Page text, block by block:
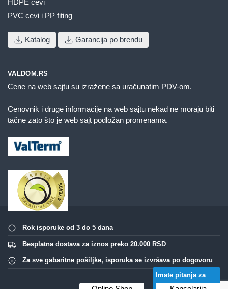
Imate pitanja za
ovaj proizvod?
HDPE cevi
PVC cevi i PP fiting
Katalog Garancija po brendu
VALDOM.RS
Cene na web sajtu su izražene sa uračunatim PDV-om.
Cenovnik i druge informacije na web sajtu nekad ne moraju biti
tačne zato što je web sajt podložan promenama.
Rok isporuke od 3 do 5 dana
Besplatna dostava za iznos preko 20.000 RSD
Za sve gabaritne pošiljke, isporuka se izvršava po dogovoru